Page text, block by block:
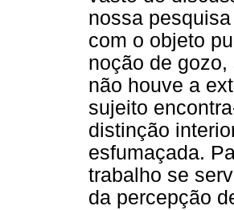
nossa
com o objeto
noção de
não houve a
sujeito
distinção
esfumaçada.
trabalho se
da percepção